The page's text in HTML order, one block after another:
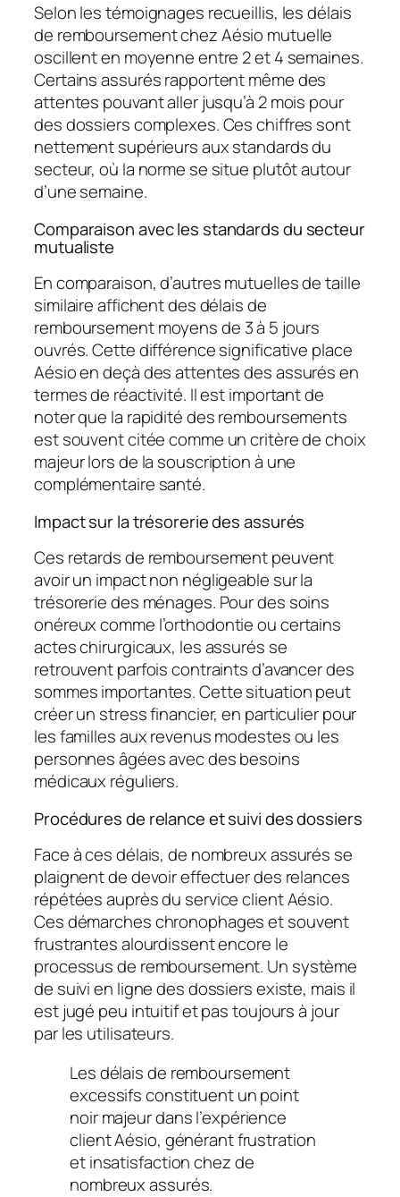
Selon les témoignages recueillis, les délais
de remboursement chez Aésio mutuelle
oscillent en moyenne entre 2 et 4 semaines.
Certains assurés rapportent même des
attentes pouvant aller jusqu’à 2 mois pour
des dossiers complexes. Ces chiffres sont
nettement supérieurs aux standards du
secteur, où la norme se situe plutôt autour
d’une semaine.
Comparaison avec les standards du secteur
mutualiste
En comparaison, d’autres mutuelles de taille
similaire affichent des délais de
remboursement moyens de 3 à 5 jours
ouvrés. Cette différence significative place
Aésio en deçà des attentes des assurés en
termes de réactivité. Il est important de
noter que la rapidité des remboursements
est souvent citée comme un critère de choix
majeur lors de la souscription à une
complémentaire santé.
Impact sur la trésorerie des assurés
Ces retards de remboursement peuvent
avoir un impact non négligeable sur la
trésorerie des ménages. Pour des soins
onéreux comme l’orthodontie ou certains
actes chirurgicaux, les assurés se
retrouvent parfois contraints d’avancer des
sommes importantes. Cette situation peut
créer un stress financier, en particulier pour
les familles aux revenus modestes ou les
personnes âgées avec des besoins
médicaux réguliers.
Procédures de relance et suivi des dossiers
Face à ces délais, de nombreux assurés se
plaignent de devoir effectuer des relances
répétées auprès du service client Aésio.
Ces démarches chronophages et souvent
frustrantes alourdissent encore le
processus de remboursement. Un système
de suivi en ligne des dossiers existe, mais il
est jugé peu intuitif et pas toujours à jour
par les utilisateurs.
Les délais de remboursement
excessifs constituent un point
noir majeur dans l’expérience
client Aésio, générant frustration
et insatisfaction chez de
nombreux assurés.